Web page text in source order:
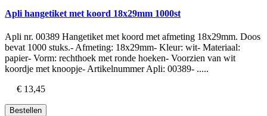
Apli hangetiket met koord 18x29mm 1000st
Apli nr. 00389 Hangetiket met koord met afmeting 18x29mm. Doos
bevat 1000 stuks.- Afmeting: 18x29mm- Kleur: wit- Materiaal:
papier- Vorm: rechthoek met ronde hoeken- Voorzien van wit
koordje met knoopje- Artikelnummer Apli: 00389- .....
€ 13,45
Bestellen